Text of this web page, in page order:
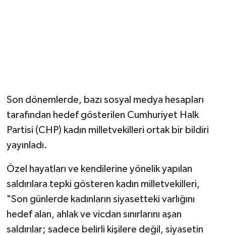
Son dönemlerde, bazı sosyal medya hesapları
tarafından hedef gösterilen Cumhuriyet Halk
Partisi (CHP) kadın milletvekilleri ortak bir bildiri
yayınladı.
Özel hayatları ve kendilerine yönelik yapılan
saldırılara tepki gösteren kadın milletvekilleri,
"Son günlerde kadınların siyasetteki varlığını
hedef alan, ahlak ve vicdan sınırlarını aşan
saldırılar; sadece belirli kişilere değil, siyasetin